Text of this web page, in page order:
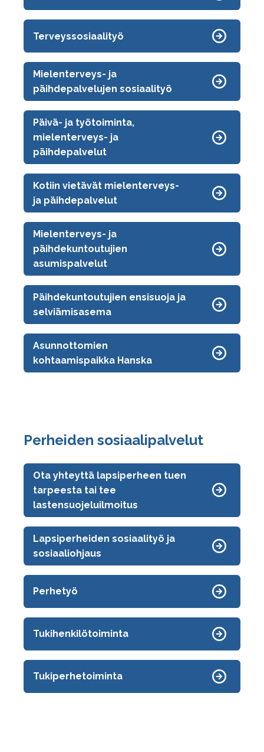
Terveyssosiaalityö
Mielenterveys- ja
päihdepalvelujen sosiaalityö
Päivä- ja työtoiminta,
mielenterveys- ja
päihdepalvelut
Kotiin vietävät mielenterveys-
ja päihdepalvelut
Mielenterveys- ja
päihdekuntoutujien
asumispalvelut
Päihdekuntoutujien ensisuoja ja
selviämisasema
Asunnottomien
kohtaamispaikka Hanska
Perheiden sosiaalipalvelut
Ota yhteyttä lapsiperheen tuen
tarpeesta tai tee
lastensuojeluilmoitus
Lapsiperheiden sosiaalityö ja
sosiaaliohjaus
Perhetyö
Tukihenkilötoiminta
Tukiperhetoiminta